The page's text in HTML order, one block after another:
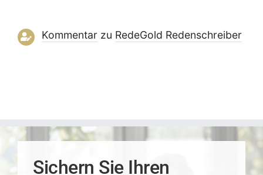
Kommentarzu RedeGold Reden­schreiber
Sichern Sie Ihren